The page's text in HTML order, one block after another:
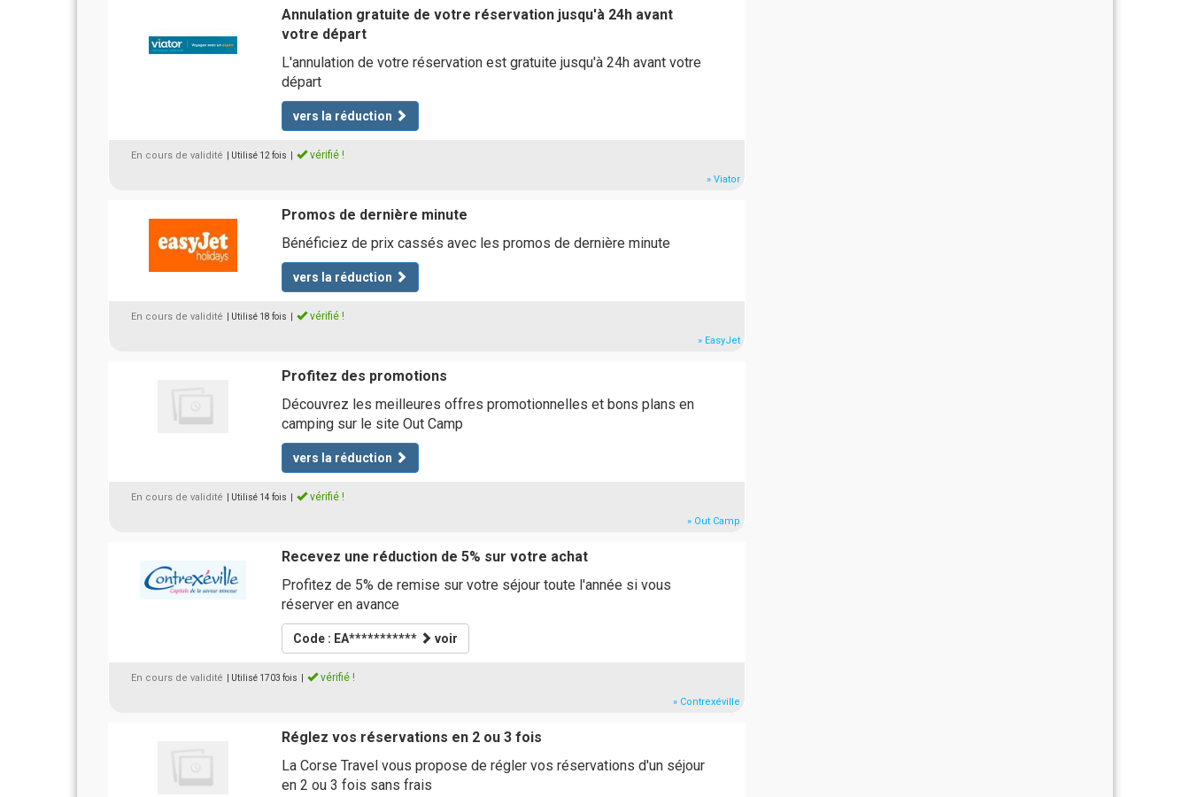
Annulation gratuite de votre réservation jusqu'à 24h avant
votre départ
L'annulation de votre réservation est gratuite jusqu'à 24h avant votre
départ
vers la réduction
En cours de validité | Utilisé 12 fois vérifié !
» Viator
Promos de dernière minute
Bénéficiez de prix cassés avec les promos de dernière minute
vers la réduction
En cours de validité | Utilisé 18 fois vérifié !
» EasyJet
Profitez des promotions
Découvrez les meilleures offres promotionnelles et bons plans en
camping sur le site Out Camp
vers la réduction
En cours de validité | Utilisé 14 fois vérifié !
» Out Camp
Recevez une réduction de 5% sur votre achat
Profitez de 5% de remise sur votre séjour toute l'année si vous
réserver en avance
Code : EA*********** voir
En cours de validité | Utilisé 1703 fois vérifié !
» Contrexéville
Réglez vos réservations en 2 ou 3 fois
La Corse Travel vous propose de régler vos réservations d'un séjour
en 2 ou 3 fois sans frais